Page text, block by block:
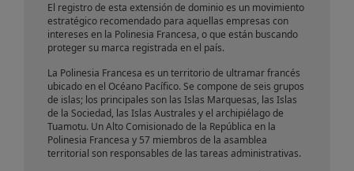
El registro de esta extensión de dominio es un movimiento
estratégico recomendado para aquellas empresas con
intereses en la Polinesia Francesa, o que están buscando
proteger su marca registrada en el país.
La Polinesia Francesa es un territorio de ultramar francés
ubicado en el Océano Pacífico. Se compone de seis grupos
de islas; los principales son las Islas Marquesas, las Islas
de la Sociedad, las Islas Australes y el archipiélago de
Tuamotu. Un Alto Comisionado de la República en la
Polinesia Francesa y 57 miembros de la asamblea
territorial son responsables de las tareas administrativas.